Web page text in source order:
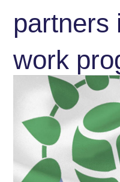
partners
work